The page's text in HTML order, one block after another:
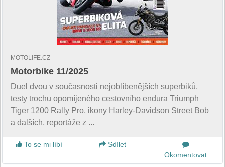
MOTOLIFE.CZ
Motorbike 11/2025
Duel dvou v současnosti nejoblíbenějších superbiků,
testy trochu opomíjeného cestovního endura Triumph
Tiger 1200 Rally Pro, ikony Harley-Davidson Street Bob
a dalších, reportáže z ...
To se mi líbí
Sdílet
Okomentovat